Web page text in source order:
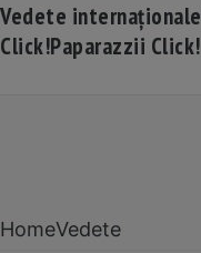
Vedete internaționale
Click!Paparazzii Click!
HomeVedete